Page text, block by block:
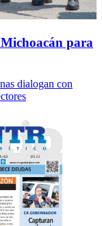
para
dialogan con